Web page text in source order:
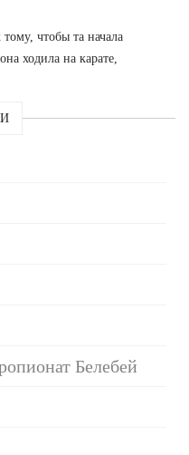
чтобы та начала
ходила на карате,
Белебей